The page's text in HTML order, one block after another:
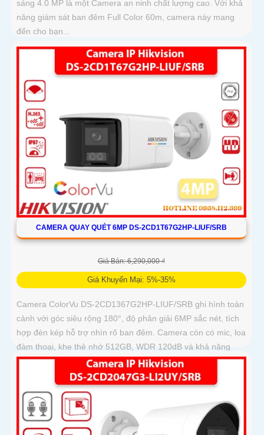
sáng 4.0 MP là một Camera an ninh chất lượng cao. Với khả
năng giám sát ban đêm Full Color 60m, camera này mang
đến cho bạn...
CAMERA QUAY QUÉT 6MP DS-2CD1T67G2HP-LIUF/SRB
Giá Bán: 6,290,000 ₫
Giá Khuyến Mại: 5%-35%
Camera ColorVu DS-2CD1367G2HP-LIUF/SRB ghi hình toàn
cảnh với góc siêu rộng 180°, độ phân giải 6MP sắc nét, tích
hợp đèn kép hỗ trợ nhìn rõ ban đêm. Camera còn có mic, loa
đàm thoại, khe thẻ nhớ 512GB, WDR 120dB và khả năng
chống báo động giả bằng công nghệ phân tích hình ảnh